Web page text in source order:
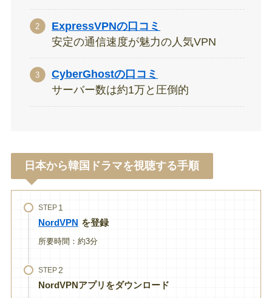
ExpressVPNの口コミ
安定の通信速度が魅力の人気VPN
CyberGhostの口コミ
サーバー数は約1万と圧倒的
日本から韓国ドラマを視聴する手順
STEP
NordVPN を登録
所要時間：約3分
STEP
NordVPNアプリをダウンロード